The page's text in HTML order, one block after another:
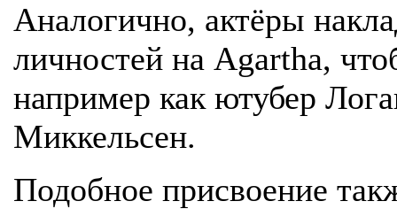
Аналогично, актёры
личностей на Agartha,
например как ютубер
Миккельсен.
Подобное присвоение